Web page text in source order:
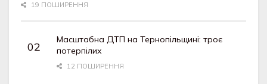
19 ПОШИРЕННЯ
Масштабна ДТП на Тернопільщині: троє
потерпілих
12 ПОШИРЕННЯ